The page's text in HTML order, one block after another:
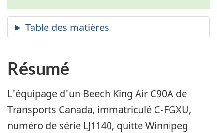
Résumé
L'équipage d'un Beech King Air C90A de
Transports Canada, immatriculé C-FGXU,
numéro de série LJ1140, quitte Winnipeg